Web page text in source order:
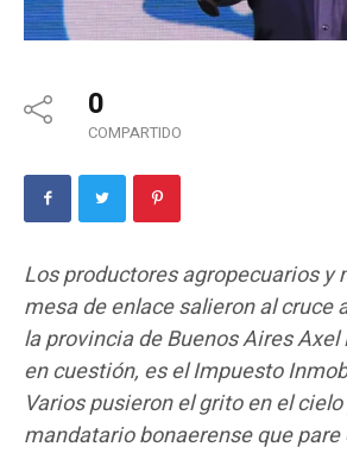
0
COMPARTIDO
Los productores agropecuarios y
mesa de enlace salieron al cruce
la provincia de Buenos Aires
en cuestión, es el Impuesto
Varios pusieron el grito en el
mandatario bonaerense que pare